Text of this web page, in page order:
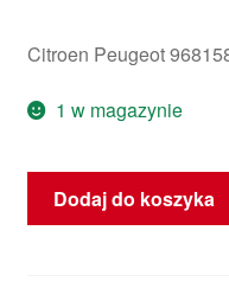
Citroen Peugeot
1 w magazynie
ilość
Lewy
Dodaj do koszyka